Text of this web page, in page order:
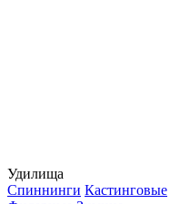
Удилища
Спиннинги Кастинговые